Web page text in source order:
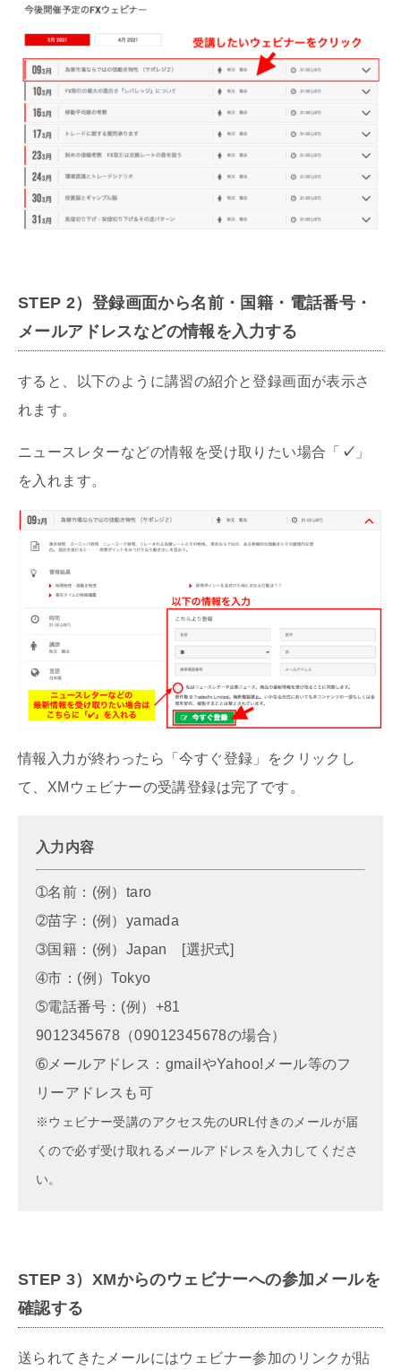
STEP 2） 登録画面から名前・国籍・電話番号・
メールアドレスなどの情報を入力する
すると、以下のように講習の紹介と登録画面が表示さ
れます。
ニュースレターなどの情報を受け取りたい場合「 ✓ 」
を入れます。
情報入力が終わったら「今すぐ登録」をクリックし
て、XMウェビナーの受講登録は完了です。
入力内容
➀名前：(例）taro
➁苗字：(例）yamada
➂国籍：(例）Japan [選択式]
➃市：(例）Tokyo
➄電話番号：(例）+81
9012345678（09012345678の場合）
➅メールアドレス：gmailやYahoo!メール等のフ
リーアドレスも可
※ウェビナー受講のアクセス先のURL付きのメールが届
くので必ず受け取れるメールアドレスを入力して くださ
い。
STEP 3） XMからのウェビナーへの参加メールを
確認する
送られてきたメールにはウェビナー参加のリンクが貼